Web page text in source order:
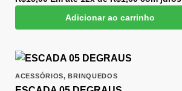
Adicionar ao carrinho
ACESSÓRIOS,BRINQUEDOS